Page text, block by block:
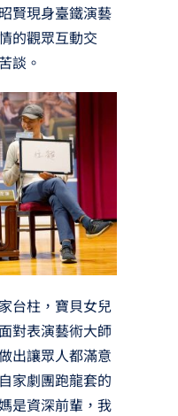
賢現身臺鐵演藝
的觀眾互動交
談。
台柱，寶貝女兒
對表演藝術大師
出讓眾人都滿意
家劇團跑龍套的
是資深前輩，我